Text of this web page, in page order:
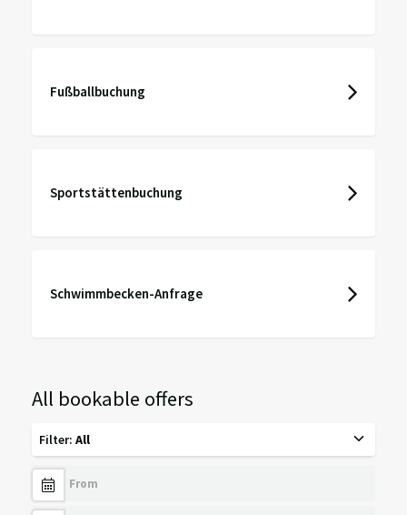
Fußballbuchung
Sportstättenbuchung
Schwimmbecken-Anfrage
All bookable offers
Filter: All